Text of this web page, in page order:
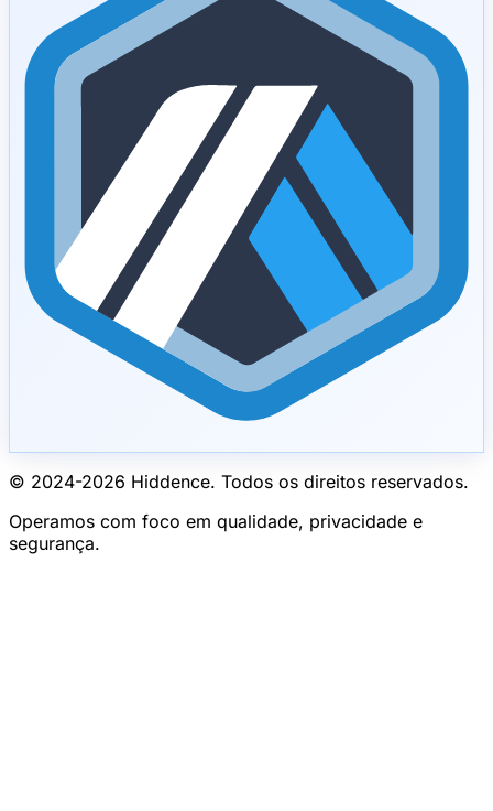
© 2024-2026 Hiddence. Todos os direitos reservados.
Operamos com foco em qualidade, privacidade e
segurança.